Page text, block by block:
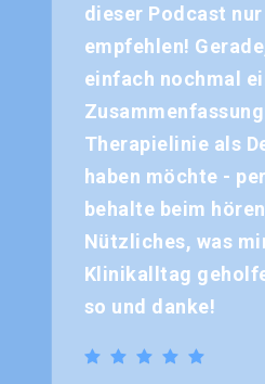
dieser Podcast nur
empfehlen!
einfach nochmal
Therapielinie als
haben möchte -
behalte beim
Nützliches, was
Klinikalltag
so und danke!